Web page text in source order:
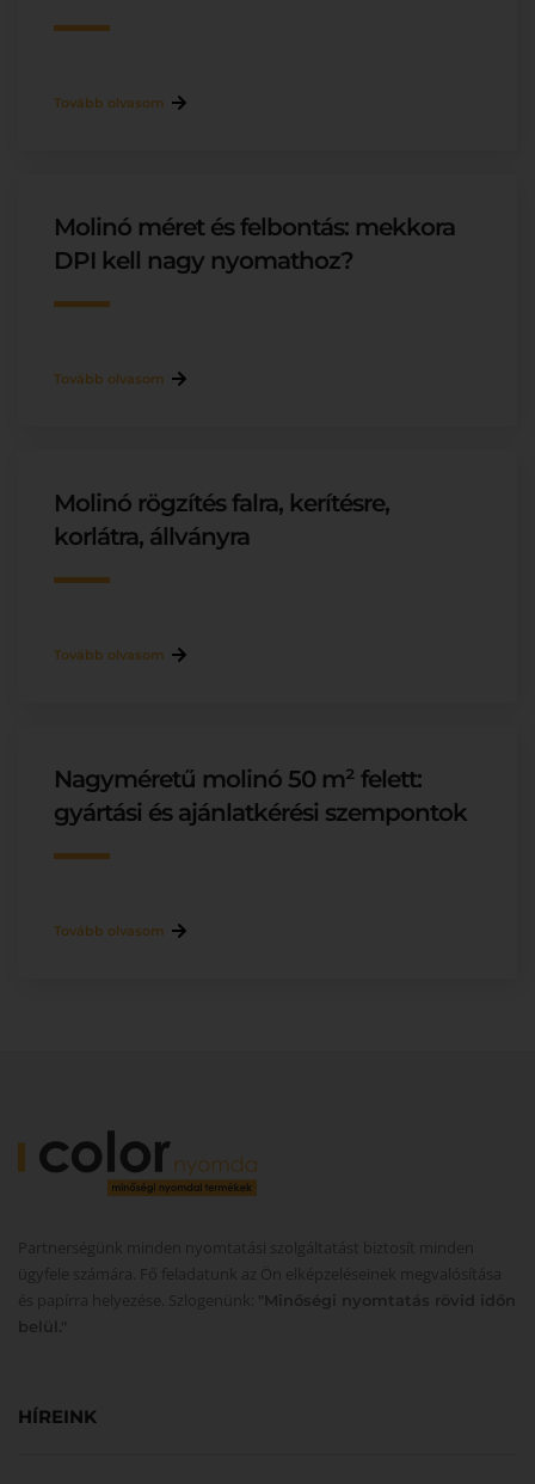
Tovább olvasom
Molinó méret és felbontás: mekkora
DPI kell nagy nyomathoz?
Tovább olvasom
Molinó rögzítés falra, kerítésre,
korlátra, állványra
Tovább olvasom
Nagyméretű molinó 50 m² felett:
gyártási és ajánlatkérési szempontok
Tovább olvasom
Partnerségünk minden nyomtatási szolgáltatást biztosít minden
ügyfele számára. Fő feladatunk az Ön elképzeléseinek megvalósítása
és papírra helyezése. Szlogenünk:
"Minőségi nyomtatás rövid időn
belül."
HÍREINK